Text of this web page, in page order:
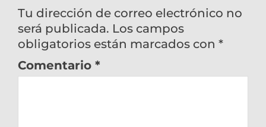
Tu dirección de correo electrónico no
será publicada. Los campos
obligatorios están marcados con *
Comentario *